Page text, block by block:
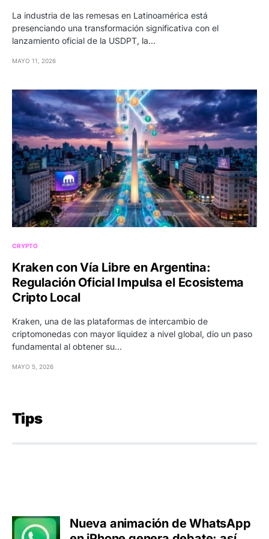
La industria de las remesas en Latinoamérica está
presenciando una transformación significativa con el
lanzamiento oficial de la USDPT, la…
MAYO 11, 2026
CRYPTO
Kraken con Vía Libre en Argentina:
Regulación Oficial Impulsa el Ecosistema
Cripto Local
Kraken, una de las plataformas de intercambio de
criptomonedas con mayor liquidez a nivel global, dio un paso
fundamental al obtener su…
MAYO 5, 2026
Tips
Nueva animación de WhatsApp